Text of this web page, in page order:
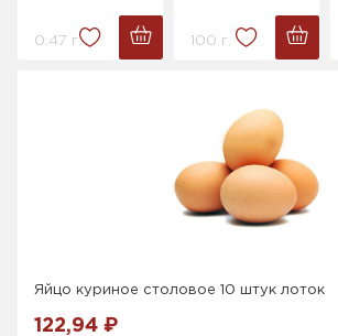
0.47 г. 100 г.
Яйцо куриное столовое 10 штук лоток
122,94 ₽